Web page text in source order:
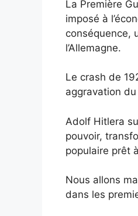
La Première
imposé à
conséquence,
l’Allemagne.
Le crash de
aggravation
Adolf Hitlera
pouvoir,
populaire prêt
Nous allons
dans les